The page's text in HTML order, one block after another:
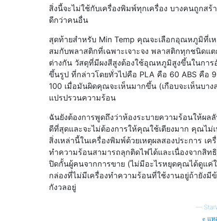
สิ่งนี้จะไม่ใช้กับเครื่องพิมพ์ทุกเครื่อง บางคนถูกสร้
ดีกว่าคนอื่น
สุดท้ายสำหรับ Min Temp คุณจะเลือกอุณหภูมิที่เ
สมกับพลาสติกที่เฉพาะเจาะจง พลาสติกทุกชนิดแ
ต่างกัน วัสดุที่มีผงสีสูงต้องใช้อุณหภูมิสูงขึ้นในการ
ขึ้นรูป ที่กล่าวโดยทั่วไปคือ PLA คือ 60 ABS คือ
100 เมื่อมันผิดคุณจะเห็นมากขึ้น (เกือบจะเห็นบาง
แปรปรวนความร้อน
ฉันยังต้องการพูดถึงว่าห้องระบายความร้อนให้ผล
ดีที่สุดและจะไม่ต้องการให้คุณใช้เตียงมาก คุณไม่
สิ่งเหล่านี้ในเครื่องพิมพ์ด้วยเหตุผลสองประการ เค
ทำความร้อนสามารถลุกติดไฟได้และเนื่องจากสิท
ปิดกั้นผู้คนจากการขาย (ไม่มีอะไรหยุดคุณได้ดูแค่
กล่องที่ไม่มีเครื่องทำความร้อนที่ใช้งานอยู่ถ้ายังมี
กังวลอยู่
—
แห